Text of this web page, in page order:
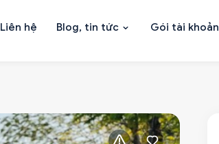
Liên hệ Blog, tin tức Gói tài khoản